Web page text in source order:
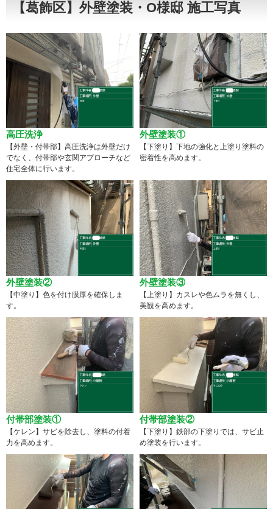
【葛飾区】外壁塗装・O様邸 施工写真
高圧洗浄
【外壁・付帯部】高圧洗浄は外壁だけ
でなく、付帯部や玄関アプローチなど
住宅全体に行います。
外壁塗装①
【下塗り】下地の強化と上塗り塗料の
密着性を高めます。
外壁塗装②
【中塗り】色を付け膜厚を確保しま
す。
外壁塗装③
【上塗り】カスレや色ムラを無くし、
美観を高めます。
付帯部塗装①
【ケレン】サビを除去し、塗料の付着
力を高めます。
付帯部塗装②
【下塗り】鉄部の下塗りでは、サビ止
め塗装を行います。